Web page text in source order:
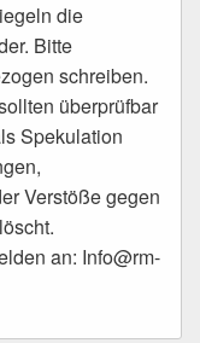
die
Bitte
schreiben.
überprüfbar
Spekulation
Verstöße gegen
an: Info@rm-